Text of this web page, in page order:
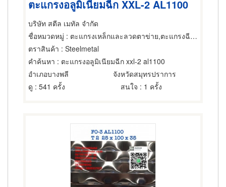
ตะแกรงอลูมิเนียมฉีก XXL-2 AL1100
บริษัท สตีล เมทัล จำกัด
ชื่อหมวดหมู่ : ตะแกรงเหล็กและลวดตาข่าย,ตะแกรงฉีกหรือตะแกรงยืด,ตะแกรงเหล็กและลวดตาข่าย
ตราสินค้า : Steelmetal
คำค้นหา : ตะแกรงอลูมิเนียมฉีก xxl-2 al1100
อำเภอบางพลี
จังหวัดสมุทรปราการ
ดู : 541 ครั้ง สนใจ : 1 ครั้ง